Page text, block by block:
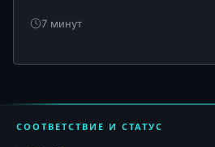
7 минут
СООТВЕТСТВИЕ И СТАТУС